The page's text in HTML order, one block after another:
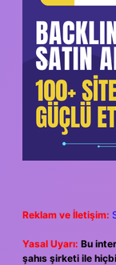
Reklam ve İletişim:
Yasal Uyarı: Bu
şahıs şirketi ile